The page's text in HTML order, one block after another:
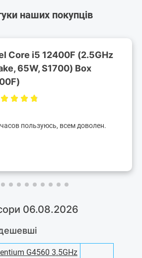
наших покупців
Core i5 12400F (2.5GHz
65W, S1700) Box
пользуюсь, всем доволен.
06.08.2026
G4560 3.5GHz